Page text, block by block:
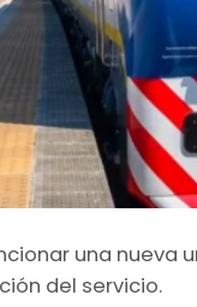
una nueva
del servicio.